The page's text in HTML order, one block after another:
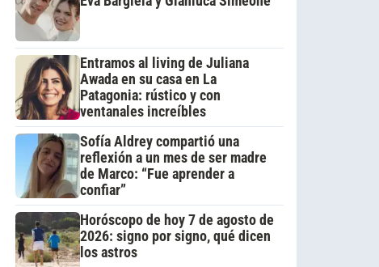
Entramos al living de Juliana
Awada en su casa en La
Patagonia: rústico y con
ventanales increíbles
Sofía Aldrey compartió una
reflexión a un mes de ser madre
de Marco: “Fue aprender a
confiar”
Horóscopo de hoy 7 de agosto de
2026: signo por signo, qué dicen
los astros